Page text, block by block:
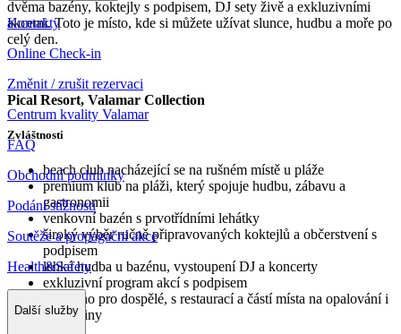
dvěma bazény, koktejly s podpisem, DJ sety živě a exkluzivními
akcemi. Toto je místo, kde si můžete užívat slunce, hudbu a moře po
celý den.
Pical Resort, Valamar Collection
Zvláštnosti
beach club nacházející se na rušném místě u pláže
premium klub na pláži, který spojuje hudbu, zábavu a
gastronomii
venkovní bazén s prvotřídními lehátky
široký výběr ručně připravovaných koktejlů a občerstvení s
podpisem
lehká hudba u bazénu, vystoupení DJ a koncerty
exkluzivní program akcí s podpisem
navrženo pro dospělé, s restaurací a částí místa na opalování i
pro rodiny
Kontakty
Online Check-in
Změnit / zrušit rezervaci
Centrum kvality Valamar
FAQ
Obchodní podmínky
Podání stížnosti
Soutěže a propagační akce
Health&Safety
Další služby